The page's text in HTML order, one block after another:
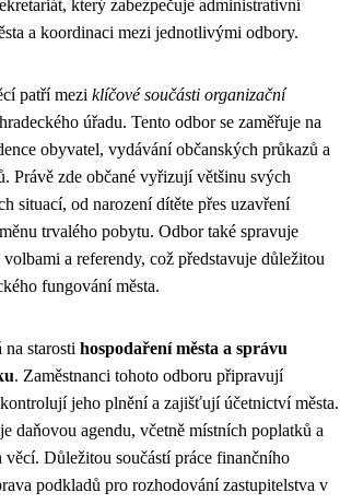
který zabezpečuje administrativní
a koordinaci mezi jednotlivými odbory.
patří mezi klíčové součásti organizační
úřadu. Tento odbor se zaměřuje na
obyvatel, vydávání občanských průkazů a
Právě zde občané vyřizují většinu svých
situací, od narození dítěte přes uzavření
trvalého pobytu. Odbor také spravuje
volbami a referendy, což představuje důležitou
fungování města.
starosti hospodaření města a správu
. Zaměstnanci tohoto odboru připravují
jeho plnění a zajišťují účetnictví města.
daňovou agendu, včetně místních poplatků a
věcí. Důležitou součástí práce finančního
podkladů pro rozhodování zastupitelstva v